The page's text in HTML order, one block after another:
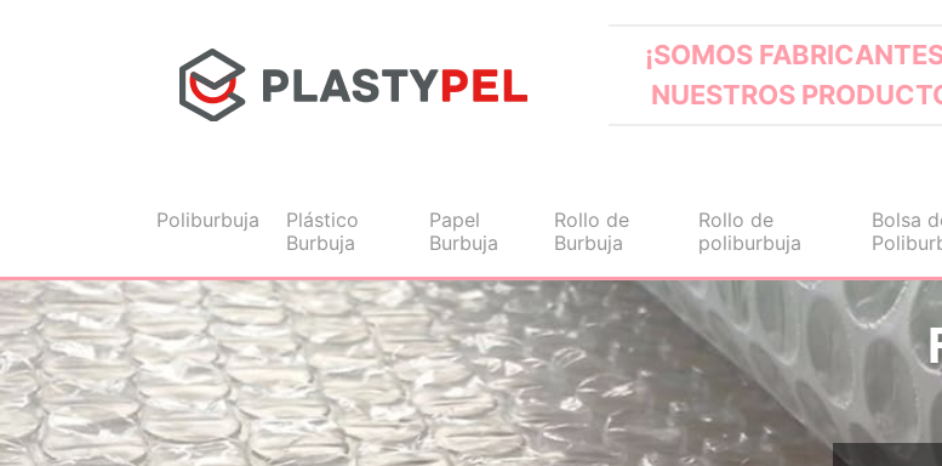
¡SOMOS
NUESTROS
Poliburbuja
Plástico
Burbuja
Papel
Burbuja
Rollo de
Burbuja
Rollo de
poliburbuja
Bolsa